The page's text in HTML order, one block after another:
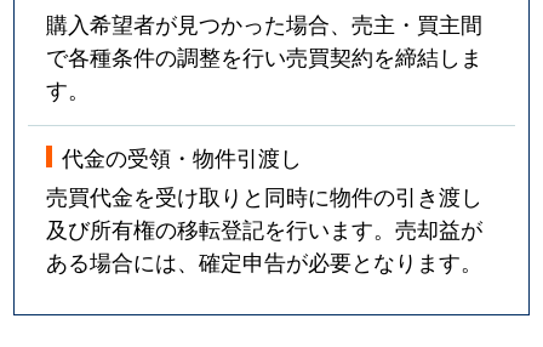
購入希望者が見つかった場合、売主・買主間
で各種条件の調整を行い売買契約を締結しま
す。
代金の受領・物件引渡し
売買代金を受け取りと同時に物件の引き渡し
及び所有権の移転登記を行います。売却益が
ある場合には、確定申告が必要となります。